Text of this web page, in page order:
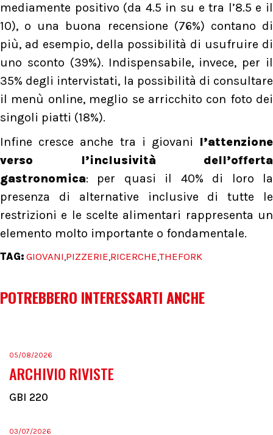
mediamente positivo (da 4.5 in su e tra l’8.5 e il
10), o una buona recensione (76%) contano di
più, ad esempio, della possibilità di usufruire di
uno sconto (39%). Indispensabile, invece, per il
35% degli intervistati, la possibilità di consultare
il menù online, meglio se arricchito con foto dei
singoli piatti (18%).
Infine cresce anche tra i giovani l’attenzione
verso l’inclusività dell’offerta
gastronomica: per quasi il 40% di loro la
presenza di alternative inclusive di tutte le
restrizioni e le scelte alimentari rappresenta un
elemento molto importante o fondamentale.
TAG: GIOVANI,PIZZERIE,RICERCHE,THEFORK
POTREBBERO INTERESSARTI ANCHE
05/08/2026
ARCHIVIO RIVISTE
GBI 220
03/07/2026